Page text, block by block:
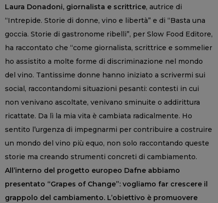
Laura Donadoni, giornalista e scrittrice, autrice di
“Intrepide. Storie di donne, vino e libertà” e di “Basta una
goccia. Storie di gastronome ribelli”, per Slow Food Editore,
ha raccontato che “come giornalista, scrittrice e sommelier
ho assistito a molte forme di discriminazione nel mondo
del vino. Tantissime donne hanno iniziato a scrivermi sui
social, raccontandomi situazioni pesanti: contesti in cui
non venivano ascoltate, venivano sminuite o addirittura
ricattate. Da lì la mia vita è cambiata radicalmente. Ho
sentito l’urgenza di impegnarmi per contribuire a costruire
un mondo del vino più equo, non solo raccontando queste
storie ma creando strumenti concreti di cambiamento.
All’interno del progetto europeo Dafne abbiamo
presentato “Grapes of Change”: vogliamo far crescere il
grappolo del cambiamento. L’obiettivo è promuovere